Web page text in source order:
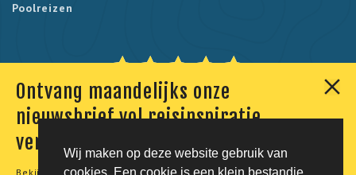
Wij maken op deze website gebruik van
cookies. Een cookie is een klein bestandje
Ontvang maandelijks onze
nieuwsbrief vol reisinspiratie,
verhalen en aanbiedingen
Bekijk onzeprivacyverklaringvoor meer informatie over de
Poolreizen
Onze klanten geven ons een 9,7. Berekend uit 230